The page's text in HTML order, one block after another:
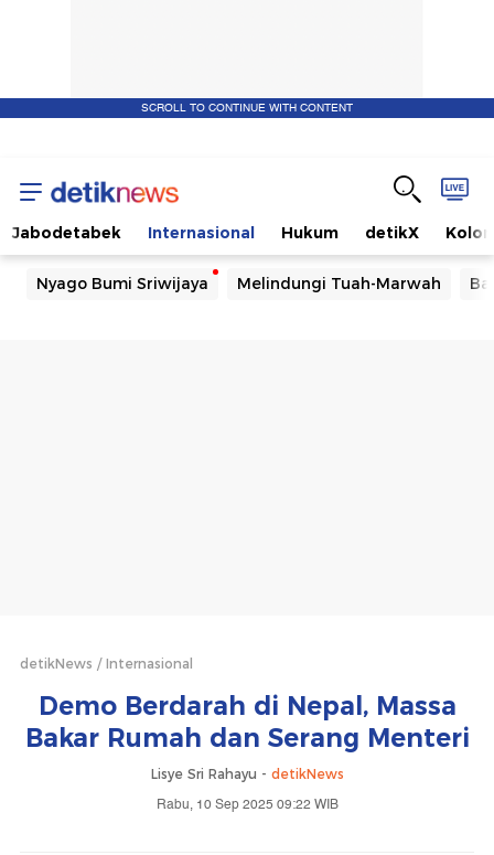
SCROLL TO CONTINUE WITH CONTENT
Jabodetabek Internasional Hukum detikX
Nyago Bumi Sriwijaya Melindungi Tuah-Marwah
detikNews Internasional
Demo Berdarah di Nepal, Massa
Bakar Rumah dan Serang Menteri
Lisye Sri Rahayu - detikNews
Rabu, 10 Sep 2025 09:22 WIB